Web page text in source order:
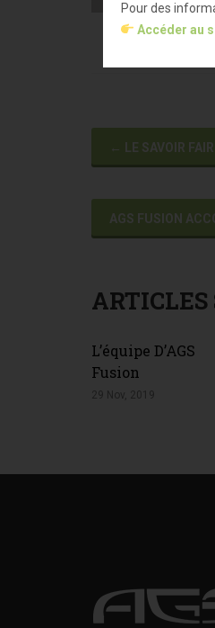
← LE SAVOIR
AGS FUSION
L’équipe D’AGS
Fusion
29 Nov, 2019
Pour des
Accéder au